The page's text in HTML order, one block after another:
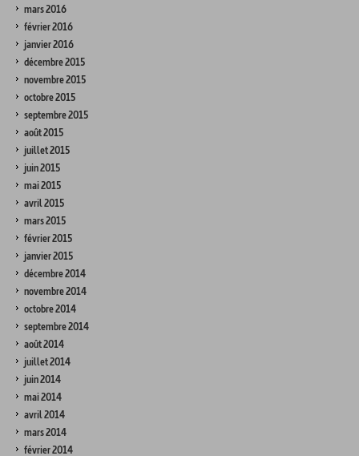
mars 2016
février 2016
janvier 2016
décembre 2015
novembre 2015
octobre 2015
septembre 2015
août 2015
juillet 2015
juin 2015
mai 2015
avril 2015
mars 2015
février 2015
janvier 2015
décembre 2014
novembre 2014
octobre 2014
septembre 2014
août 2014
juillet 2014
juin 2014
mai 2014
avril 2014
mars 2014
février 2014